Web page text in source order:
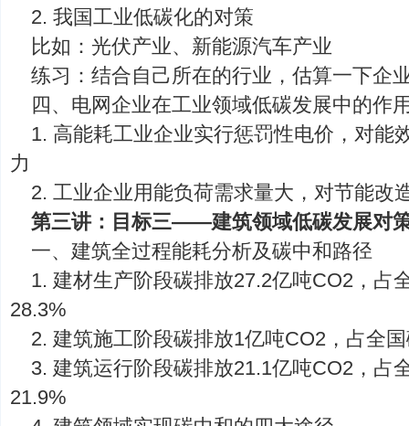
2. 我国工业低碳化的对策
比如：光伏产业、新能源汽车产业
练习：结合自己所在的行业，估算一下企
四、电网企业在工业领域低碳发展中的作
1. 高能耗工业企业实行惩罚性电价，对能
力
2. 工业企业用能负荷需求量大，对节能改
第三讲：目标三——建筑领域低碳发展对
一、建筑全过程能耗分析及碳中和路径
1. 建材生产阶段碳排放27.2亿吨CO2，占
28.3%
2. 建筑施工阶段碳排放1亿吨CO2，占全
3. 建筑运行阶段碳排放21.1亿吨CO2，占
21.9%